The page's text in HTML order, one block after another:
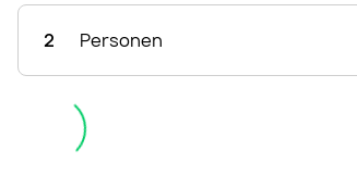
2 Personen